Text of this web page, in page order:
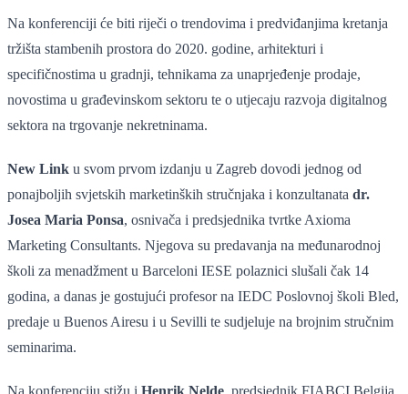
Na konferenciji će biti riječi o trendovima i predviđanjima kretanja
tržišta stambenih prostora do 2020. godine, arhitekturi i
specifičnostima u gradnji, tehnikama za unaprjeđenje prodaje,
novostima u građevinskom sektoru te o utjecaju razvoja digitalnog
sektora na trgovanje nekretninama.
New Link u svom prvom izdanju u Zagreb dovodi jednog od
ponajboljih svjetskih marketinških stručnjaka i konzultanata dr.
Josea Maria Ponsa, osnivača i predsjednika tvrtke Axioma
Marketing Consultants. Njegova su predavanja na međunarodnoj
školi za menadžment u Barceloni IESE polaznici slušali čak 14
godina, a danas je gostujući profesor na IEDC Poslovnoj školi Bled,
predaje u Buenos Airesu i u Sevilli te sudjeluje na brojnim stručnim
seminarima.
Na konferenciju stižu i Henrik Nelde, predsjednik FIABCI Belgija